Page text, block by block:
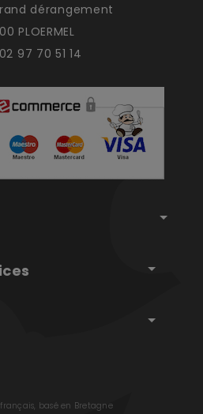
dérangement
PLOERMEL
97 70 51 14
basé en Bretagne